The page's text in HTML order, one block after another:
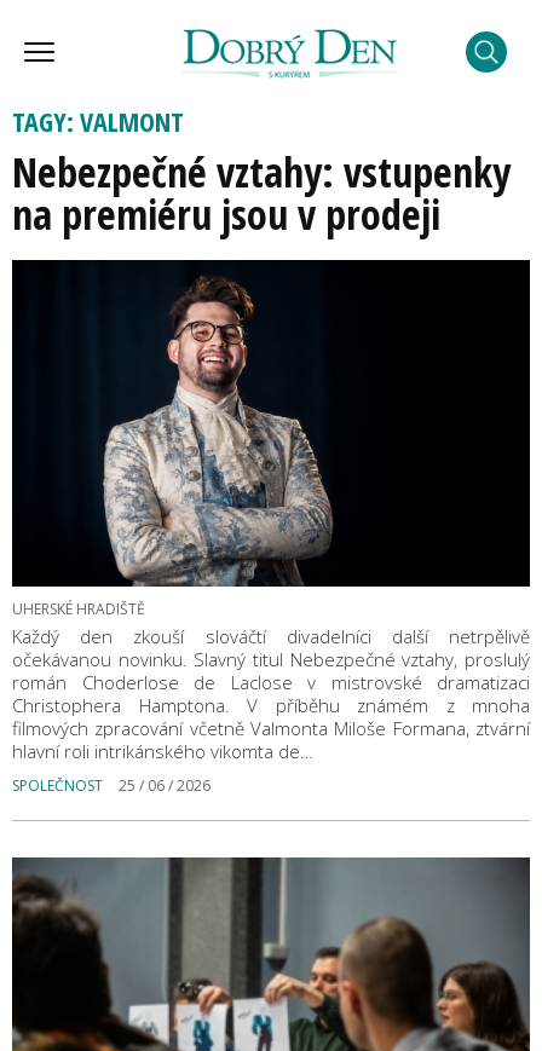
TAGY: VALMONT
Nebezpečné vztahy: vstupenky
na premiéru jsou v prodeji
UHERSKÉ HRADIŠTĚ
Každý den zkouší slováčtí divadelníci další netrpělivě
očekávanou novinku. Slavný titul Nebezpečné vztahy, proslulý
román Choderlose de Laclose v mistrovské dramatizaci
Christophera Hamptona. V příběhu známém z mnoha
filmových zpracování včetně Valmonta Miloše Formana, ztvární
hlavní roli intrikánského vikomta de…
SPOLEČNOST 25 / 06 / 2026